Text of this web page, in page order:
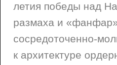
летия победы над
размаха и
сосредоточенно-
к архитектуре